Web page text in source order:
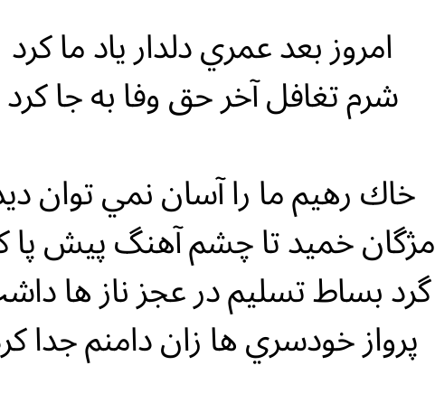
امروز بعد عمري دلدار ياد ما كرد
شرم تغافل آخر حق وفا به جا كرد
خاك رهيم ما را آسان نمي توان
مژگان خميد تا چشم آهنگ پيش پا
گرد بساط تسليم در عجز ناز ها
پرواز خودسري ها زان دامنم جدا